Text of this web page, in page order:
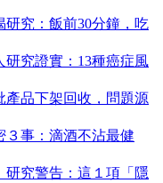
究：飯前30分鐘，吃
研究證實：13種癌症風
產品下架回收，問題源
３事：滴酒不沾最健
研究警告：這１項「隱